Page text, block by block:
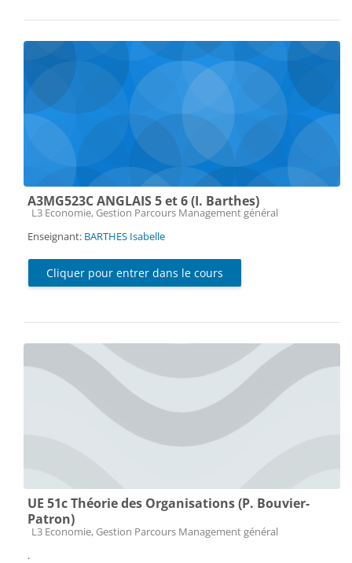
A3MG523C ANGLAIS 5 et 6 (I. Barthes)
Catégorie de cours
L3 Economie, Gestion Parcours Management général
Enseignant: BARTHES Isabelle
Cliquer pour entrer dans le cours
UE 51c Théorie des Organisations (P. Bouvier-
Patron)
Catégorie de cours
L3 Economie, Gestion Parcours Management général
.